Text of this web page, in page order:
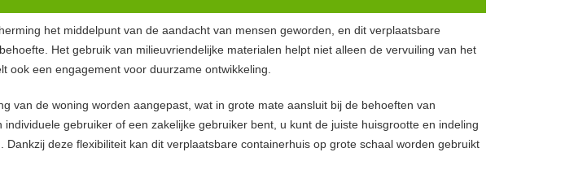
het middelpunt van de aandacht van mensen geworden, en dit verplaatsbare
Het gebruik van milieuvriendelijke materialen helpt niet alleen de vervuiling van het
ook een engagement voor duurzame ontwikkeling.
van de woning worden aangepast, wat in grote mate aansluit bij de behoeften van
gebruiker of een zakelijke gebruiker bent, u kunt de juiste huisgrootte en indeling
Dankzij deze flexibiliteit kan dit verplaatsbare containerhuis op grote schaal worden gebruikt